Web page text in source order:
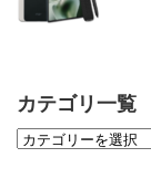
カテゴリ一覧